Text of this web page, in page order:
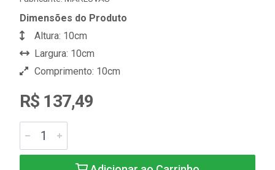
Dimensões do Produto
Altura: 10cm
Largura: 10cm
Comprimento: 10cm
R$ 137,49